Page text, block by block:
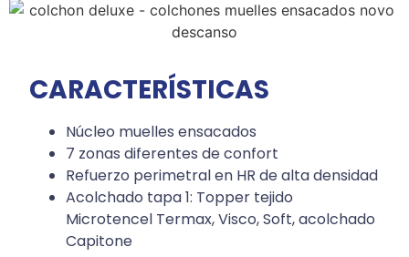
CARACTERÍSTICAS
Núcleo muelles ensacados
7 zonas diferentes de confort
Refuerzo perimetral en HR de alta densidad
Acolchado tapa 1: Topper tejido
Microtencel Termax, Visco, Soft, acolchado
Capitone